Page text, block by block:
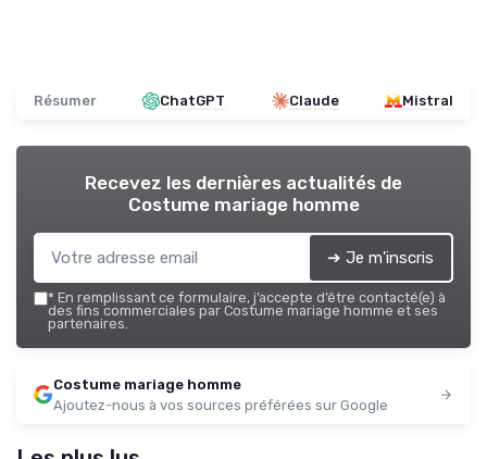
Résumer ChatGPT Claude Mistral
Recevez les dernières actualités de
Costume mariage homme
➔ Je m'inscris
* En remplissant ce formulaire, j’accepte d’être contacté(e) à
des fins commerciales par Costume mariage homme et ses
partenaires.
Costume mariage homme
Ajoutez-nous à vos sources préférées sur Google